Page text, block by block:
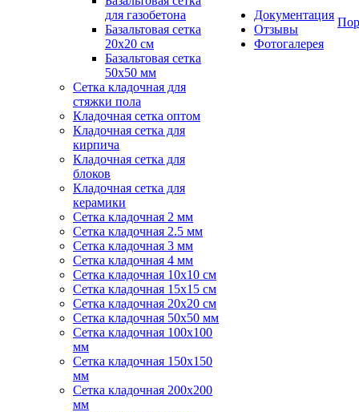
для газобетона
Базальтовая сетка
20x20 см
Базальтовая сетка
50x50 мм
Сетка кладочная для
стяжки пола
Кладочная сетка оптом
Кладочная сетка для
кирпича
Кладочная сетка для
блоков
Кладочная сетка для
керамики
Сетка кладочная 2 мм
Сетка кладочная 2.5 мм
Сетка кладочная 3 мм
Сетка кладочная 4 мм
Сетка кладочная 10x10 см
Сетка кладочная 15x15 см
Сетка кладочная 20x20 см
Сетка кладочная 50x50 мм
Сетка кладочная 100x100
мм
Сетка кладочная 150x150
мм
Сетка кладочная 200x200
мм
Документация
Отзывы
Фотогалерея